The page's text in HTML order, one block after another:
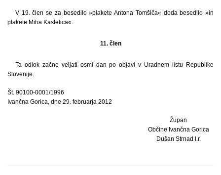
V 19. člen se za besedilo »plakete Antona Tomšiča« doda besedilo »in
plakete Miha Kastelica«.
11. člen
Ta odlok začne veljati osmi dan po objavi v Uradnem listu Republike
Slovenije.
Št. 90100-0001/1996
Ivančna Gorica, dne 29. februarja 2012
Župan
Občine Ivančna Gorica
Dušan Strnad l.r.